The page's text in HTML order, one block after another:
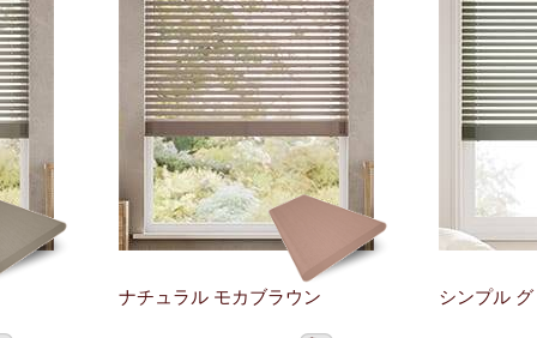
ナチュラル モカブラウン シンプル